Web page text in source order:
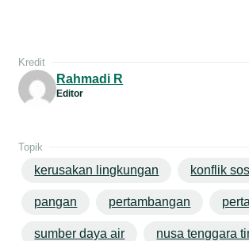
Kredit
Rahmadi R
Editor
Topik
kerusakan lingkungan konflik
pangan pertambangan
sumber daya air nusa tenggara